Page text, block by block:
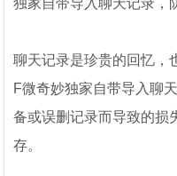
独家自带导入聊天记录，
聊天记录是珍贵的回忆，
F微奇妙独家自带导入聊
备或误删记录而导致的损
存。